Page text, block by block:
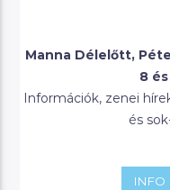
Manna Délelőtt,
8
Információk, zenei
és
INFO